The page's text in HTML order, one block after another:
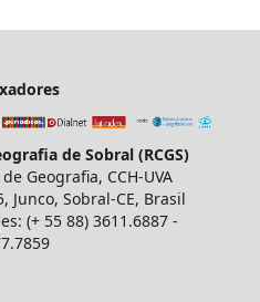
de Sobral (RCGS)
Geografia, CCH-UVA
Junco, Sobral-CE, Brasil
(+ 55 88) 3611.6887 -